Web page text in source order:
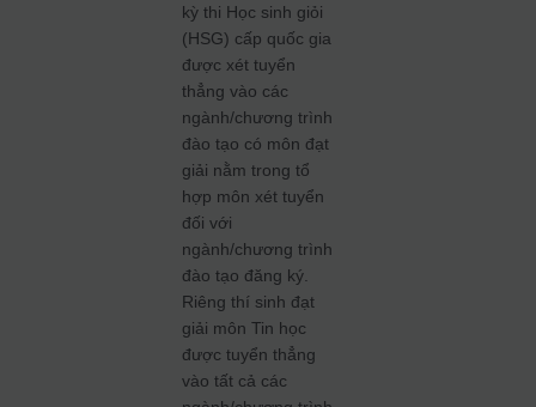
kỳ thi Học sinh giỏi
(HSG) cấp quốc gia
được xét tuyển
thẳng vào các
ngành/chương trình
đào tạo có môn đạt
giải nằm trong tổ
hợp môn xét tuyển
đối với
ngành/chương trình
đào tạo đăng ký.
Riêng thí sinh đạt
giải môn Tin học
được tuyển thẳng
vào tất cả các